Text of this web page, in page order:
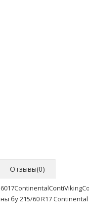
Отзывы(0)
бу 215/60 R17 Continental